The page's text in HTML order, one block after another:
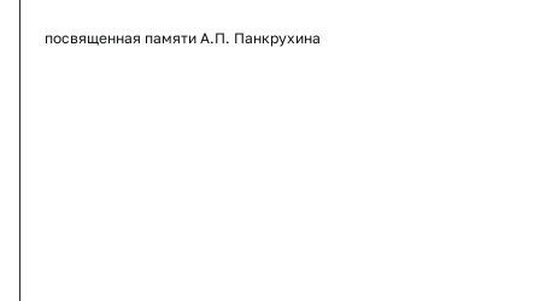
посвященная памяти А.П. Панкрухина